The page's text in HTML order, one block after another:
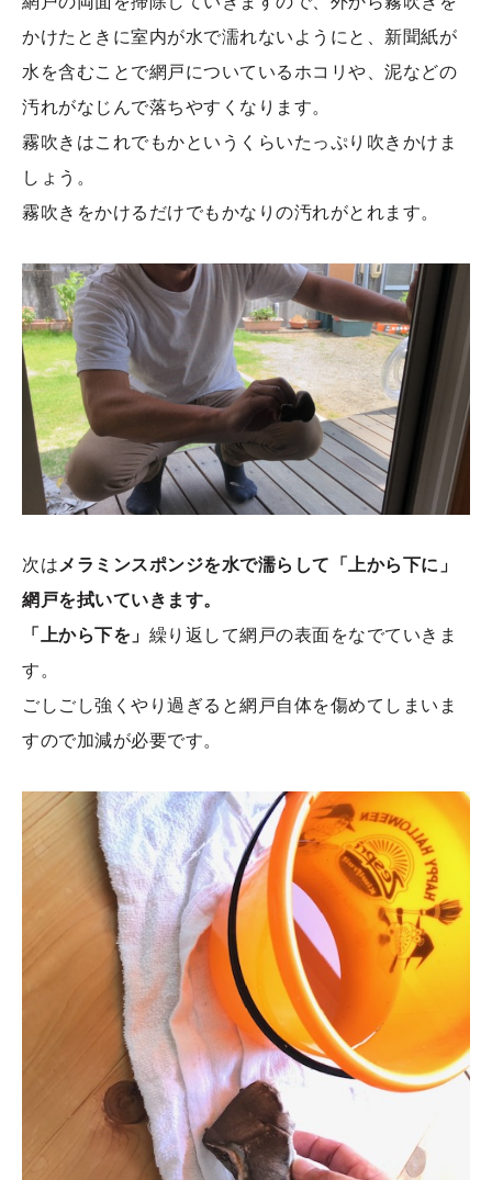
かけたときに室内が水で濡れないようにと、新聞紙が
水を含むことで網戸についているホコリや、泥などの
汚れがなじんで落ちやすくなります。
霧吹きはこれでもかというくらいたっぷり吹きかけま
しょう。
霧吹きをかけるだけでもかなりの汚れがとれます。
次は メラミンスポンジを水で濡らして「上から下に」
網戸を拭いていきます。
「上から下を」 繰り返して網戸の表面をなでていきま
す。
ごしごし強くやり過ぎると網戸自体を傷めてしまいま
すので加減が必要です。